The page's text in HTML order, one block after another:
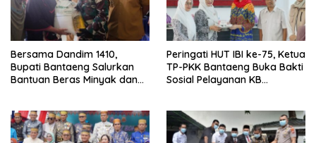
Bersama Dandim 1410,
Bupati Bantaeng Salurkan
Bantuan Beras Minyak dan
Garuda
Peringati HUT IBI ke-75, Ketua
TP-PKK Bantaeng Buka Bakti
Sosial Pelayanan KB